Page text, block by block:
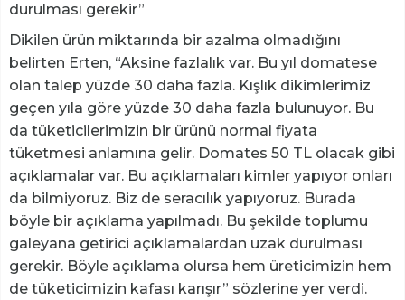
durulması gerekir”
Dikilen ürün miktarında bir azalma olmadığını
belirten Erten, “Aksine fazlalık var. Bu yıl domatese
olan talep yüzde 30 daha fazla. Kışlık dikimlerimiz
geçen yıla göre yüzde 30 daha fazla bulunuyor. Bu
da tüketicilerimizin bir ürünü normal fiyata
tüketmesi anlamına gelir. Domates 50 TL olacak gibi
açıklamalar var. Bu açıklamaları kimler yapıyor onları
da bilmiyoruz. Biz de seracılık yapıyoruz. Burada
böyle bir açıklama yapılmadı. Bu şekilde toplumu
galeyana getirici açıklamalardan uzak durulması
gerekir. Böyle açıklama olursa hem üreticimizin hem
de tüketicimizin kafası karışır” sözlerine yer verdi.